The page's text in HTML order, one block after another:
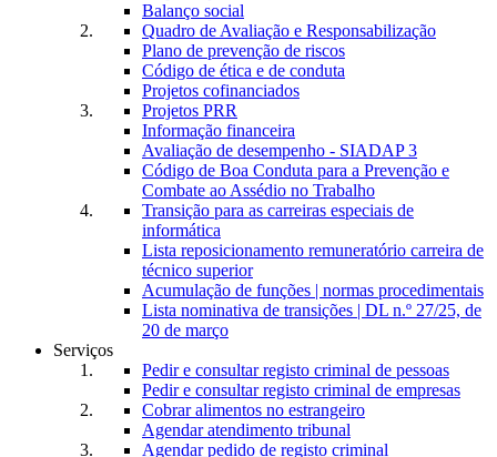
Balanço social
Quadro de Avaliação e Responsabilização
Plano de prevenção de riscos
Código de ética e de conduta
Projetos cofinanciados
Projetos PRR
Informação financeira
Avaliação de desempenho - SIADAP 3
Código de Boa Conduta para a Prevenção e
Combate ao Assédio no Trabalho
Transição para as carreiras especiais de
informática
Lista reposicionamento remuneratório carreira de
técnico superior
Acumulação de funções | normas procedimentais
Lista nominativa de transições | DL n.º 27/25, de
20 de março
Serviços
Pedir e consultar registo criminal de pessoas
Pedir e consultar registo criminal de empresas
Cobrar alimentos no estrangeiro
Agendar atendimento tribunal
Agendar pedido de registo criminal